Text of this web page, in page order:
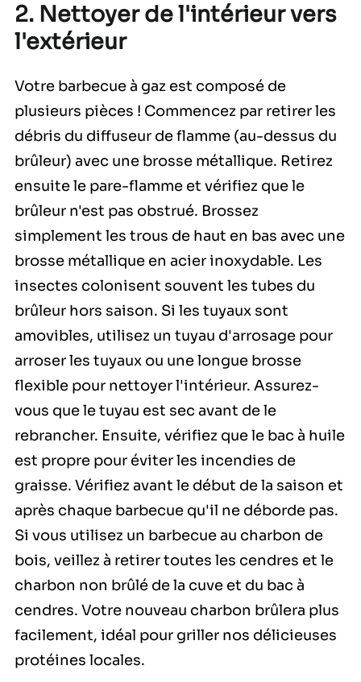
2. Nettoyer de l'intérieur vers
l'extérieur
Votre barbecue à gaz est composé de
plusieurs pièces ! Commencez par retirer les
débris du diffuseur de flamme (au-dessus du
brûleur) avec une brosse métallique. Retirez
ensuite le pare-flamme et vérifiez que le
brûleur n'est pas obstrué. Brossez
simplement les trous de haut en bas avec une
brosse métallique en acier inoxydable. Les
insectes colonisent souvent les tubes du
brûleur hors saison. Si les tuyaux sont
amovibles, utilisez un tuyau d'arrosage pour
arroser les tuyaux ou une longue brosse
flexible pour nettoyer l'intérieur. Assurez-
vous que le tuyau est sec avant de le
rebrancher. Ensuite, vérifiez que le bac à huile
est propre pour éviter les incendies de
graisse. Vérifiez avant le début de la saison et
après chaque barbecue qu'il ne déborde pas.
Si vous utilisez un barbecue au charbon de
bois, veillez à retirer toutes les cendres et le
charbon non brûlé de la cuve et du bac à
cendres. Votre nouveau charbon brûlera plus
facilement, idéal pour griller nos délicieuses
protéines locales.